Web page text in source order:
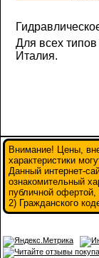
Для всех типов
Италия.
Внимание! Цены,
характеристики
Данный интернет-
ознакомительный
публичной
2) Гражданского